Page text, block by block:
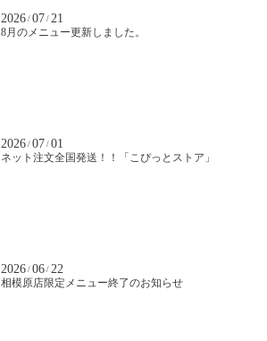
2026 / 07 / 21
8月のメニュー更新しました。
2026 / 07 / 01
ネット注文全国発送！！「こぴっとストア」
2026 / 06 / 22
相模原店限定メニュー終了のお知らせ